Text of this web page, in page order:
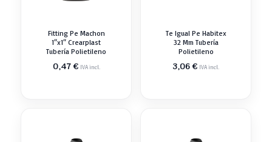
Fitting Pe Machon
1″x1″ Crearplast
Tubería Polietileno
0,47€ IVA incl.
Te Igual Pe Habitex
32 Mm Tubería
Polietileno
3,06€ IVA incl.